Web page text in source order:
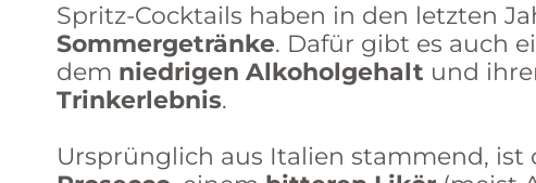
Spritz-Cocktails haben in den letzten
Sommergetränke. Dafür gibt es auch
dem niedrigen Alkoholgehalt und
Trinkerlebnis.
Ursprünglich aus Italien stammend,